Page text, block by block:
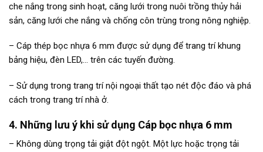
che nắng trong sinh hoạt, căng lưới trong nuôi trồng thủy hải
sản, căng lưới che nắng và chống côn trùng trong nông nghiệp.
– Cáp thép bọc nhựa 6 mm được sử dụng để trang trí khung
bảng hiệu, đèn LED,… trên các tuyến đường.
– Sử dụng trong trang trí nội ngoại thất tạo nét độc đáo và phá
cách trong trang trí nhà ở.
4. Những lưu ý khi sử dụng Cáp bọc nhựa 6 mm
– Không dùng trọng tải giật đột ngột. Một lực hoặc trọng tải